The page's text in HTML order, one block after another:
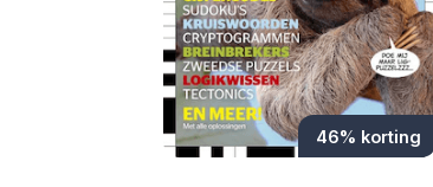
46% korting